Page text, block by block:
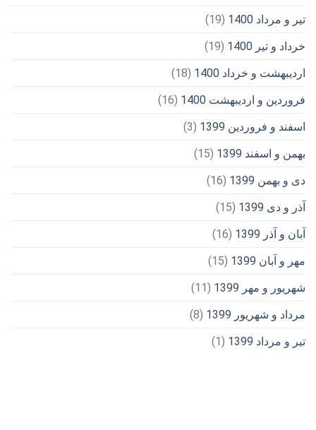
تیر و مرداد 1400
(19)
خرداد و تیر 1400
(19)
اردیبهشت و خرداد 1400
(18)
فروردین و اردیبهشت 1400
(16)
اسفند و فروردین 1399
(3)
بهمن و اسفند 1399
(15)
دی و بهمن 1399
(16)
آذر و دی 1399
(15)
آبان و آذر 1399
(16)
مهر و آبان 1399
(15)
شهریور و مهر 1399
(11)
مرداد و شهریور 1399
(8)
تیر و مرداد 1399
(1)